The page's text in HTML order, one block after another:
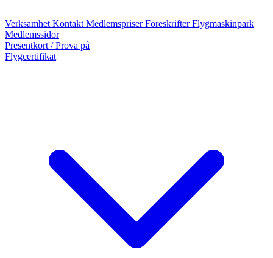
Verksamhet Kontakt MedlemspriserFöreskrifterFlygmaskinpark
Medlemssidor
Presentkort / Prova på
Flygcertifikat